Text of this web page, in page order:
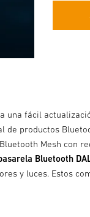
una fácil
productos
Mesh con
Bluetooth
y luces. Estos